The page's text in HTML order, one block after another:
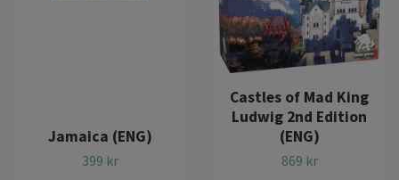
Jamaica (ENG)
399 kr
Castles of Mad King
Ludwig 2nd Edition
(ENG)
869 kr